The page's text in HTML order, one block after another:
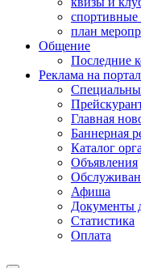
спортивные
план
Общение
Последние
Реклама на
Главная
Баннерная
Каталог
Объявления
Афиша
Документы
Статистика
Оплата